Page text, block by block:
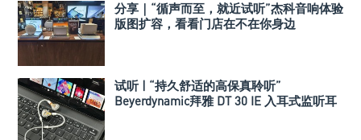
分享｜“循声而至，就近试听”杰科音响体验
版图扩容，看看门店在不在你身边
试听 | “持久舒适的高保真聆听”
Beyerdynamic拜雅 DT 30 IE 入耳式监听耳